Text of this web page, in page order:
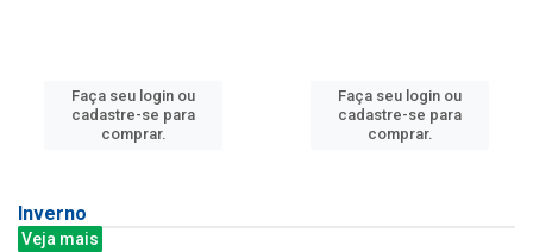
Faça seu login ou
cadastre-se para
comprar.
Faça seu login ou
cadastre-se para
comprar.
Inverno
Veja mais